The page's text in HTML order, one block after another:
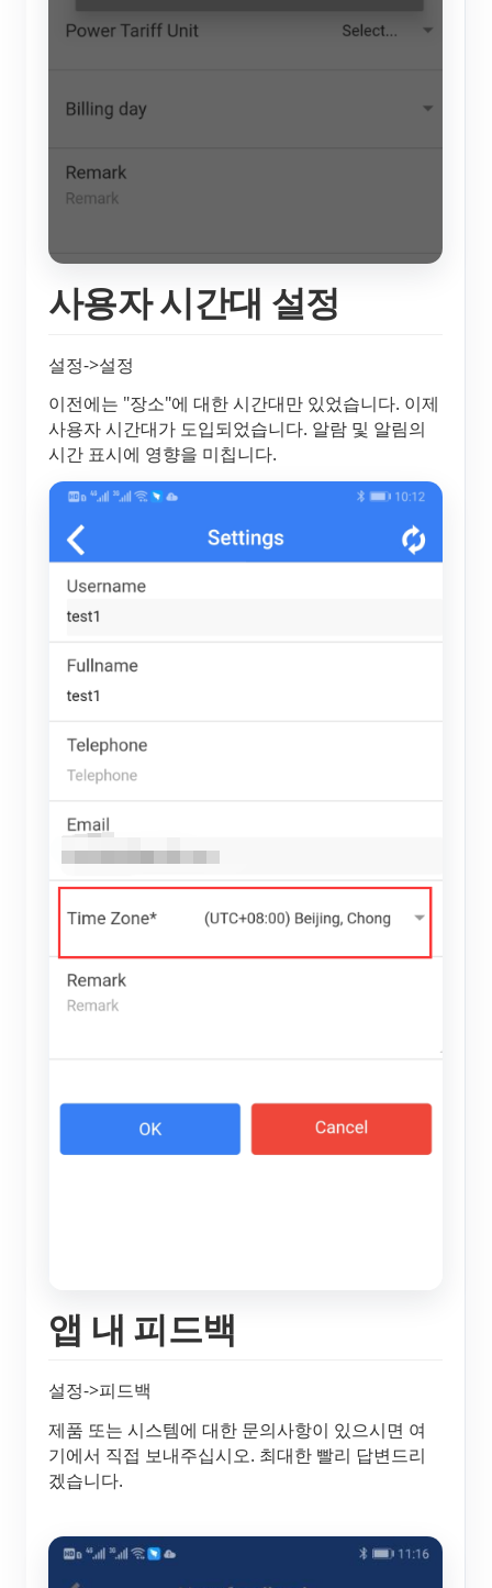
사용자 시간대 설정
설정->설정
이전에는 "장소"에 대한 시간대만 있었습니다. 이제
사용자 시간대가 도입되었습니다. 알람 및 알림의
시간 표시에 영향을 미칩니다.
앱 내 피드백
설정->피드백
제품 또는 시스템에 대한 문의사항이 있으시면 여
기에서 직접 보내주십시오. 최대한 빨리 답변드리
겠습니다.